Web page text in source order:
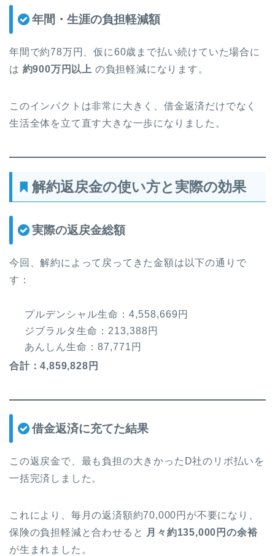
年間・生涯の負担軽減額
年間で約78万円、仮に60歳まで払い続けていた場合に
は 約900万円以上 の負担軽減になります。
このインパクトは非常に大きく、借金返済だけでなく
生活全体を立て直す大きな一歩になりました。
解約返戻金の使い方と実際の効果
実際の返戻金総額
今回、解約によって戻ってきた金額は以下の通りで
す：
プルデンシャル生命：4,558,669円
ジブラルタ生命：213,388円
あんしん生命：87,771円
合計：4,859,828円
借金返済に充てた結果
この返戻金で、最も負担の大きかったD社のリボ払いを
一括完済しました。
これにより、毎月の返済額約70,000円が不要になり、
保険の負担軽減と合わせると
月々約135,000円の余裕
が生まれました。